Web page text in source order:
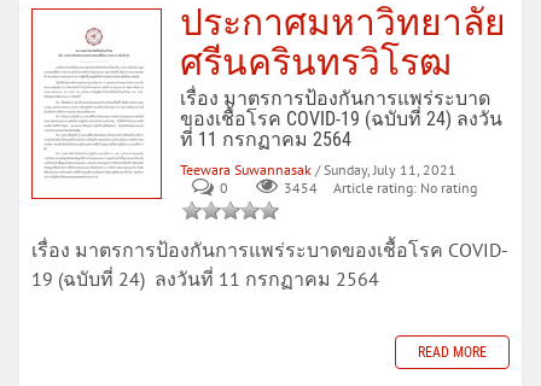
ประกาศมหาวิทยาลัย
ศรีนครินทรวิโรฒ
เรื่อง มาตรการป้องกันการแพร่ระบาด
ของเชื้อโรค COVID-19 (ฉบับที่ 24) ลงวัน
ที่ 11 กรกฏาคม 2564
Teewara Suwannasak / Sunday, July 11, 2021
0
3454 Article rating: No rating
เรื่อง มาตรการป้องกันการแพร่ระบาดของเชื้อโรค COVID-
19 (ฉบับที่ 24) ลงวันที่ 11 กรกฏาคม 2564
READ MORE